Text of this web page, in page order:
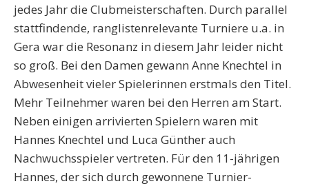
jedes Jahr die Clubmeisterschaften. Durch parallel
stattfindende, ranglistenrelevante Turniere u.a. in
Gera war die Resonanz in diesem Jahr leider nicht
so groß. Bei den Damen gewann Anne Knechtel in
Abwesenheit vieler Spielerinnen erstmals den Titel.
Mehr Teilnehmer waren bei den Herren am Start.
Neben einigen arrivierten Spielern waren mit
Hannes Knechtel und Luca Günther auch
Nachwuchsspieler vertreten. Für den 11-jährigen
Hannes, der sich durch gewonnene Turnier-